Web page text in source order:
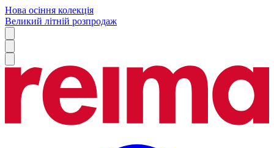
Нова осіння колекція
Великий літній розпродаж